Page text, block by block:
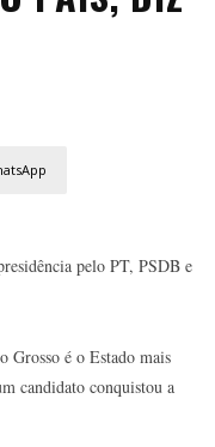
pelo PT, PSDB e
Grosso é o Estado mais
candidato conquistou a